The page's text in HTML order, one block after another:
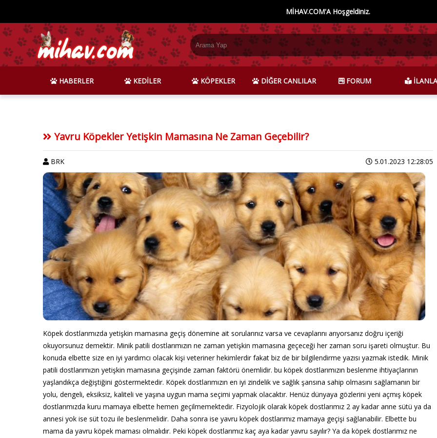
MİHAV.COM'A Hoşgeldiniz.
HABERLER KEDİLER KÖPEKLER DİĞER CANLILAR FORUM
Yavru Köpekler Yetişkin Mamasına Ne Zaman Geçebilir?
BRK 5.01.2023 12:28:05
Köpek dostlarımızda yetişkin mamasına geçiş dönemine ait sorularınız varsa ve cevaplarını arıyorsanız doğru içeriği
okuyorsunuz demektir. Minik patili dostlarımızın ne zaman yetişkin mamasına geçeceği her zaman soru işareti olmuştur. Bu
konuda elbette size en iyi yardımcı olacak kişi veteriner hekimlerdir fakat biz de bir bilgilendirme yazısı yazmak istedik. Minik
patili dostlarımızın yetişkin mamasına geçişinde zaman faktörü önemlidir. bu köpek dostlarımızın beslenme ihtiyaçlarının
yaşlandıkça değiştiğini göstermektedir. Köpek dostlarımızın en iyi zindelik ve sağlık şansına sahip olmasını sağlamanın bir
yolu, dengeli, eksiksiz, kaliteli ve yaşına uygun mama seçimi yapmak olacaktır. Henüz dünyaya gözlerini yeni açmış köpek
dostlarımızda kuru mamaya elbette hemen geçilmemektedir. Fizyolojik olarak köpek dostlarımız 2 ay kadar anne sütü ya da
annesi yok ise süt tozu ile beslenmelidir. Daha sonra ise yavru köpek dostlarımız mamaya geçişi sağlanabilir. Elbette bu
mama da yavru köpek maması olmalıdır. Peki köpek dostlarımız kaç aya kadar yavru sayılır? Ya da köpek dostlarımız ne